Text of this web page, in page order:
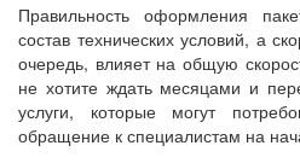
Правильность оформления
состав технических условий, а
очередь, влияет на общую
не хотите ждать месяцами и
услуги, которые могут
обращение к специалистам на